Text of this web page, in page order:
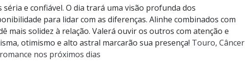
e confiável. O dia trará uma visão profunda dos
para lidar com as diferenças. Alinhe combinados com
mais solidez à relação. Valerá ouvir os outros com atenção e
otimismo e alto astral marcarão sua presença! Touro, Câncer
nos próximos dias